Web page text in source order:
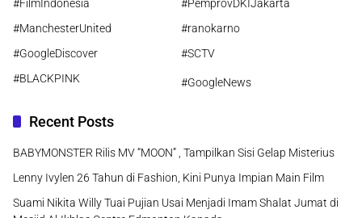
#FilmIndonesia
#PemprovDKIJakarta
#ManchesterUnited
#ranokarno
#GoogleDiscover
#SCTV
#BLACKPINK
#GoogleNews
Recent Posts
BABYMONSTER Rilis MV “MOON” , Tampilkan Sisi Gelap Misterius
Lenny Ivylen 26 Tahun di Fashion, Kini Punya Impian Main Film
Suami Nikita Willy Tuai Pujian Usai Menjadi Imam Shalat Jumat di